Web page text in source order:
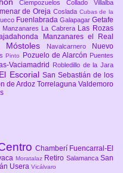
CiempozuelosCollado Villalba
de Oreja Coslada Cubas de la
Fuenlabrada Galapagar Getafe
Manzanares La Cabrera Las Rozas
Manzanares el Real
Móstoles Navalcarnero
Nuevo
Pinto Pozuelo de Alarcón Puentes
Vaciamadrid Robledillo de la Jara
Escorial San Sebastián de los
de Ardoz Torrelaguna Valdemoro
Chamberí Fuencarral-El
Moratalaz Retiro SalamancaSan
Usera Vicálvaro